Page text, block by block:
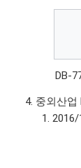
DB-
중외산업
2016/